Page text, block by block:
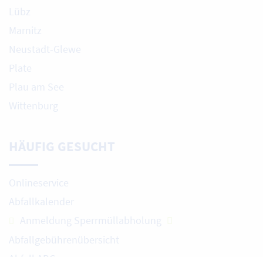
Lübz
Marnitz
Neustadt-Glewe
Plate
Plau am See
Wittenburg
HÄUFIG GESUCHT
Onlineservice
Abfallkalender
Anmeldung Sperrmüllabholung
Abfallgebührenübersicht